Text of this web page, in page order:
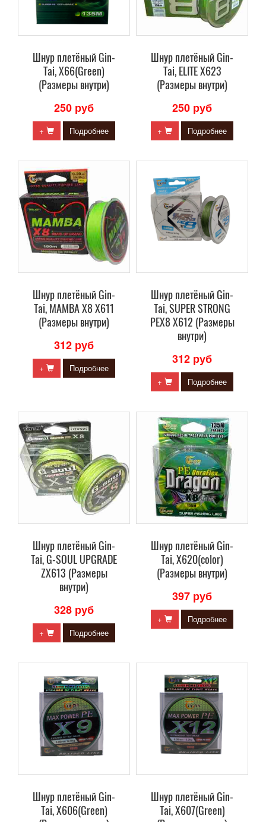
Шнур плетёный Gin-
Tai, X66(Green)
(Размеры внутри)
250 руб
+ Подробнее
Шнур плетёный Gin-
Tai, ELITE X623
(Размеры внутри)
250 руб
+ Подробнее
Шнур плетёный Gin-
Tai, MAMBA X8 X611
(Размеры внутри)
312 руб
+ Подробнее
Шнур плетёный Gin-
Tai, SUPER STRONG
PEX8 X612 (Размеры
внутри)
312 руб
+ Подробнее
Шнур плетёный Gin-
Tai, G-SOUL UPGRADE
ZX613 (Размеры
внутри)
328 руб
+ Подробнее
Шнур плетёный Gin-
Tai, X620(color)
(Размеры внутри)
397 руб
+ Подробнее
Шнур плетёный Gin-
Tai, X606(Green)
Шнур плетёный Gin-
Tai, X607(Green)